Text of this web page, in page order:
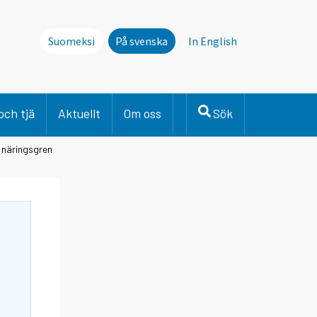
Suomeksi På svenska In English
tjä Aktuellt Om oss Sök